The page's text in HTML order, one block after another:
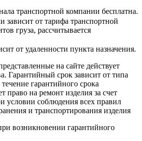
транспортной компании бесплатна.
зависит от тарифа транспортной
груза, рассчитывается
от удаленности пункта назначения.
на сайте действует
Гарантийный срок зависит от типа
гарантийного срока
право на ремонт изделия за счет
условии соблюдения всех правил
и транспортирования изделия
возникновении гарантийного